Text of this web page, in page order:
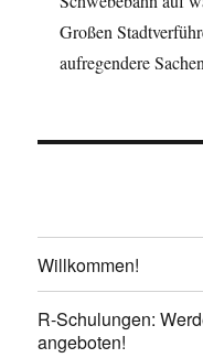
Großen
aufregendere
Willkommen!
R-Schulungen:
angeboten!